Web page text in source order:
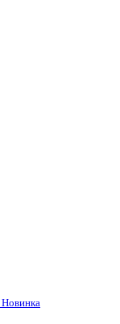
Новинка